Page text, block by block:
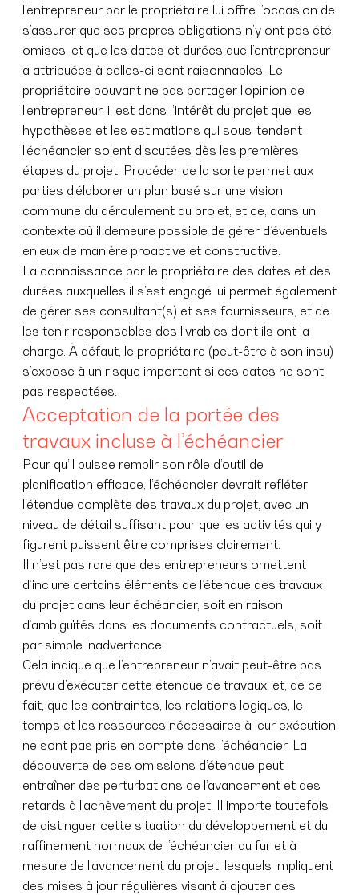
l’entrepreneur par le propriétaire lui offre l’occasion de
s’assurer que ses propres obligations n’y ont pas été
omises, et que les dates et durées que l’entrepreneur
a attribuées à celles-ci sont raisonnables. Le
propriétaire pouvant ne pas partager l’opinion de
l’entrepreneur, il est dans l’intérêt du projet que les
hypothèses et les estimations qui sous-tendent
l’échéancier soient discutées dès les premières
étapes du projet. Procéder de la sorte permet aux
parties d’élaborer un plan basé sur une vision
commune du déroulement du projet, et ce, dans un
contexte où il demeure possible de gérer d’éventuels
enjeux de manière proactive et constructive.
La connaissance par le propriétaire des dates et des
durées auxquelles il s’est engagé lui permet également
de gérer ses consultant(s) et ses fournisseurs, et de
les tenir responsables des livrables dont ils ont la
charge. À défaut, le propriétaire (peut-être à son insu)
s’expose à un risque important si ces dates ne sont
pas respectées.
Acceptation de la portée des
travaux incluse à l’échéancier
Pour qu’il puisse remplir son rôle d’outil de
planification efficace, l’échéancier devrait refléter
l’étendue complète des travaux du projet, avec un
niveau de détail suffisant pour que les activités qui y
figurent puissent être comprises clairement.
Il n’est pas rare que des entrepreneurs omettent
d’inclure certains éléments de l’étendue des travaux
du projet dans leur échéancier, soit en raison
d’ambiguïtés dans les documents contractuels, soit
par simple inadvertance.
Cela indique que l’entrepreneur n’avait peut-être pas
prévu d’exécuter cette étendue de travaux, et, de ce
fait, que les contraintes, les relations logiques, le
temps et les ressources nécessaires à leur exécution
ne sont pas pris en compte dans l’échéancier. La
découverte de ces omissions d’étendue peut
entraîner des perturbations de l’avancement et des
retards à l’achèvement du projet. Il importe toutefois
de distinguer cette situation du développement et du
raffinement normaux de l’échéancier au fur et à
mesure de l’avancement du projet, lesquels impliquent
des mises à jour régulières visant à ajouter des